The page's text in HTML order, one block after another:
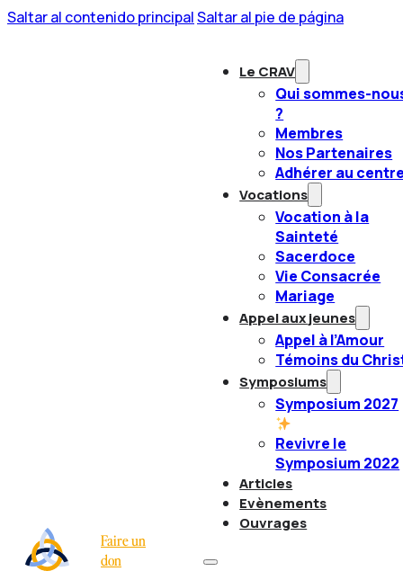
Saltar al contenido principalSaltar al pie de página
Faire un
don
Le CRAV
Qui sommes-
?
Membres
Nos Partenaires
Adhérer au
Vocations
Vocation à la
Sainteté
Sacerdoce
Vie Consacrée
Mariage
Appel aux jeunes
Appel à l’Amour
Témoins du
Symposiums
Symposium 2027
Revivre le
Symposium 2022
Articles
Evènements
Ouvrages